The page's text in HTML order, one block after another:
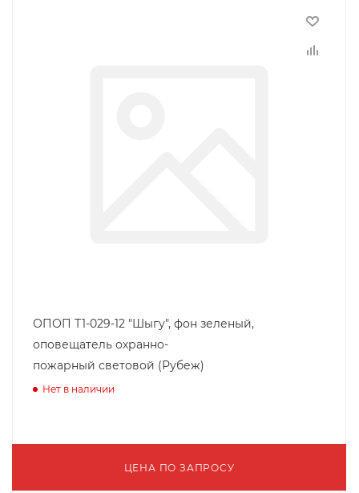
ОПОП Т1-029-12 "Шыгу", фон зеленый,
оповещатель охранно-
пожарный световой (Рубеж)
Нет в наличии
ЦЕНА ПО ЗАПРОСУ